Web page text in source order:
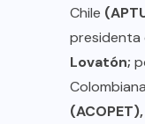
Chile
presidenta
Lovatón;
(ACOPET),